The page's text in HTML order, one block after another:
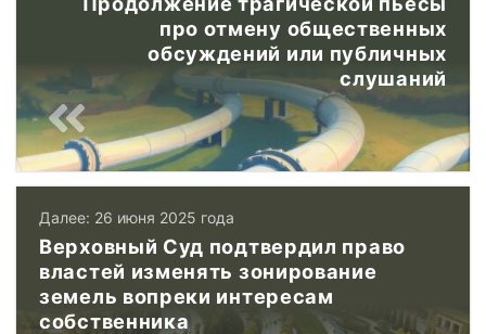
про отмену общественных
обсуждений или публичных
слушаний
Далее: 26 июня 2025 года
Верховный Суд подтвердил право
властей изменять зонирование
земель вопреки интересам
собственника